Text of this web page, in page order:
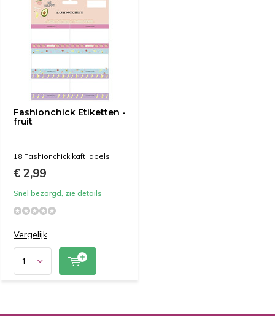
Fashionchick Etiketten -
fruit
18 Fashionchick kaft labels
€ 2,99
Snel bezorgd, zie details
Vergelijk